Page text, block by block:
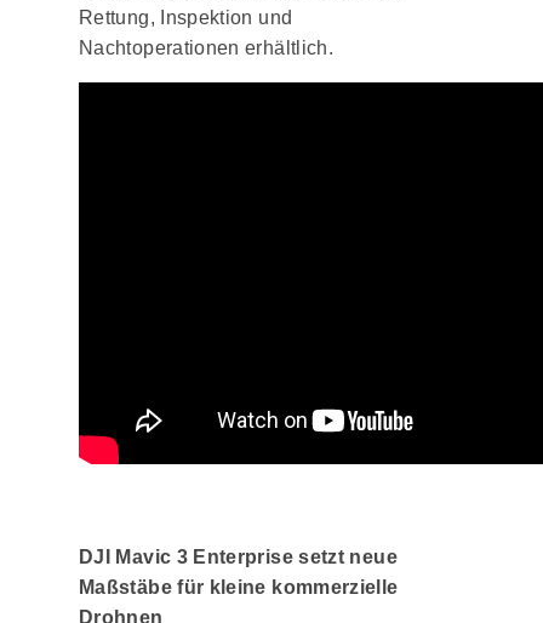
Rettung, Inspektion und
Nachtoperationen erhältlich.
DJI Mavic 3 Enterprise setzt neue
Maßstäbe für kleine kommerzielle
Drohnen